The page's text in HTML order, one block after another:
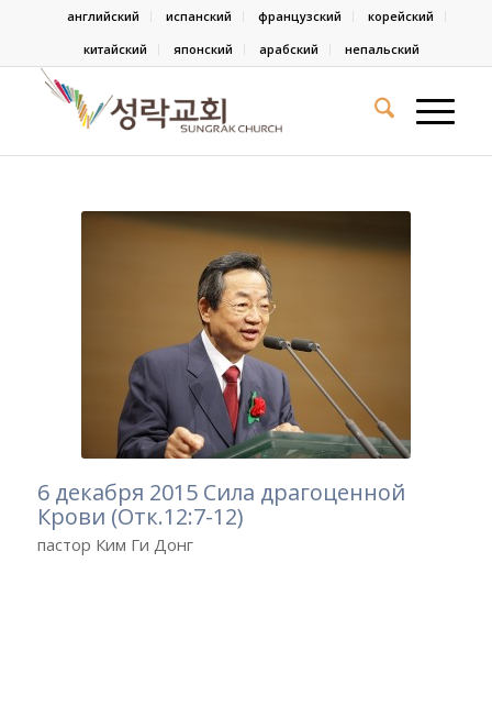
английский испанский французский
корейский
китайский
японский арабский непальский
6 декабря 2015 Сила драгоценной
Крови (Отк.12:7-12)
пастор Ким Ги Донг